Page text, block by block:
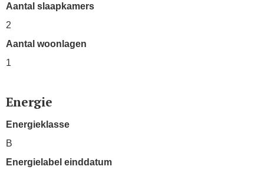
Aantal slaapkamers
2
Aantal woonlagen
1
Energie
Energieklasse
B
Energielabel einddatum